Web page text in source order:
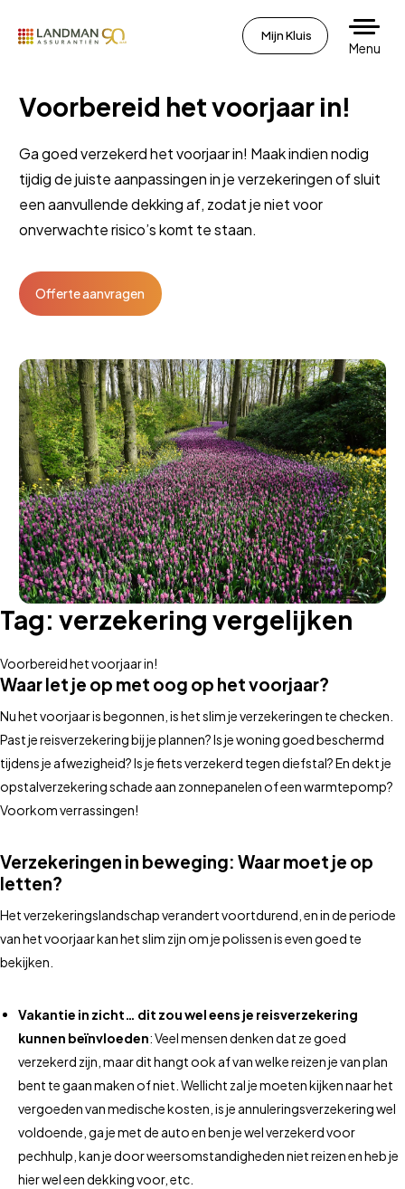
Mijn Kluis
Menu
Voorbereid het voorjaar in!
Ga goed verzekerd het voorjaar in! Maak indien nodig
tijdig de juiste aanpassingen in je verzekeringen of sluit
een aanvullende dekking af, zodat je niet voor
onverwachte risico’s komt te staan.
Offerte aanvragen
Tag: verzekering vergelijken
Voorbereid het voorjaar in!
Waar let je op met oog op het voorjaar?
Nu het voorjaar is begonnen, is het slim je verzekeringen te checken.
Past je reisverzekering bij je plannen? Is je woning goed beschermd
tijdens je afwezigheid? Is je fiets verzekerd tegen diefstal? En dekt je
opstalverzekering schade aan zonnepanelen of een warmtepomp?
Voorkom verrassingen!
Verzekeringen in beweging: Waar moet je op
letten?
Het verzekeringslandschap verandert voortdurend, en in de periode
van het voorjaar kan het slim zijn om je polissen is even goed te
bekijken.
Vakantie in zicht… dit zou wel eens je reisverzekering
kunnen beïnvloeden: Veel mensen denken dat ze goed
verzekerd zijn, maar dit hangt ook af van welke reizen je van plan
bent te gaan maken of niet. Wellicht zal je moeten kijken naar het
vergoeden van medische kosten, is je annuleringsverzekering wel
voldoende, ga je met de auto en ben je wel verzekerd voor
pechhulp, kan je door weersomstandigheden niet reizen en heb je
hier wel een dekking voor, etc.